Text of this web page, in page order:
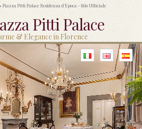
Piazza Pitti Palace Residenza d'Epoca - Sito Ufficiale
Pitti Palace
& Elegance in Florence